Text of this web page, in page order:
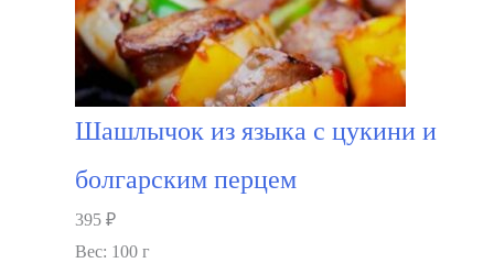
Шашлычок из языка с цукини и
болгарским перцем
395 ₽
Вес: 100 г